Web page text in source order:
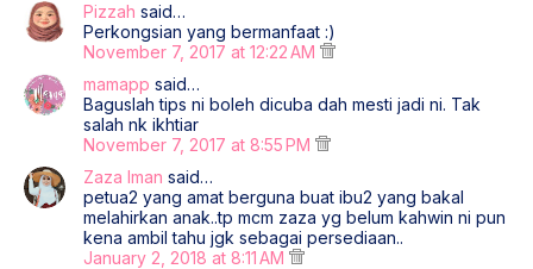
Pizzah said…
Perkongsian yang bermanfaat :)
November 7, 2017 at 12:22 AM
mamapp said…
Baguslah tips ni boleh dicuba dah mesti jadi ni. Tak
salah nk ikhtiar
November 7, 2017 at 8:55 PM
Zaza Iman said…
petua2 yang amat berguna buat ibu2 yang bakal
melahirkan anak..tp mcm zaza yg belum kahwin ni pun
kena ambil tahu jgk sebagai persediaan..
January 2, 2018 at 8:11 AM